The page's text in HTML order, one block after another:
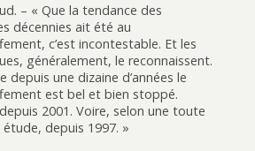
– « Que la tendance des
décennies ait été au
c’est incontestable. Et les
généralement, le reconnaissent.
depuis une dizaine d’années le
est bel et bien stoppé.
2001. Voire, selon une toute
depuis 1997. »